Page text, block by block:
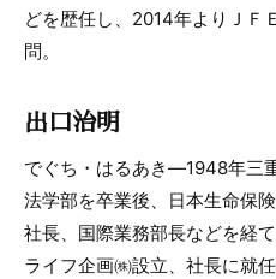
どを歴任し、2014年よりＪＦ
問。
出口治明
でぐち・はるあき―1948年三
法学部を卒業後、日本生命保
社長、国際業務部長などを経
ライフ企画㈱設立、社長に就